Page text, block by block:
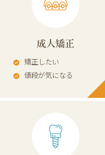
成人矯正
矯正したい
値段が気になる